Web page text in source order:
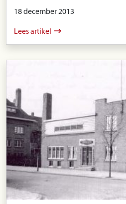
18 december 2013
Lees artikel